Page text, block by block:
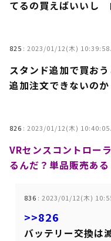
てるの買えばいいし
825 : 2023/01/12(木)
スタンド追加で買お
追加注文できないのか
826 : 2023/01/12(木)
VRセンスコントロー
るんだ？単品販売ある
836 : 2023/01/12(木)
>>826
バッテリー交換は